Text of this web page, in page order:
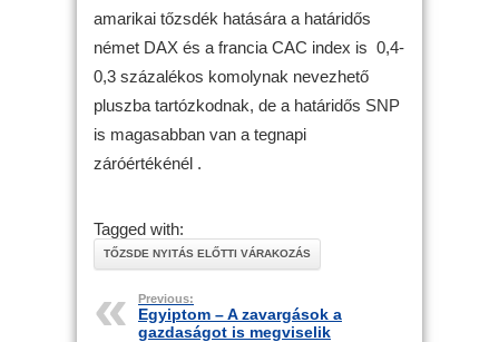
amarikai tőzsdék hatására a határidős
német DAX és a francia CAC index is 0,4-
0,3 százalékos komolynak nevezhető
pluszba tartózkodnak, de a határidős SNP
is magasabban van a tegnapi
záróértékénél .
Tagged with:
TŐZSDE NYITÁS ELŐTTI VÁRAKOZÁS
Previous:
Egyiptom – A zavargások a
gazdaságot is megviselik